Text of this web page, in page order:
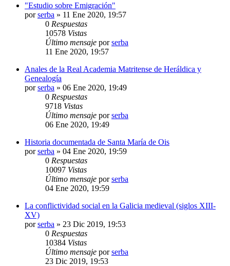
"Estudio sobre Emigración"
porserba » 11 Ene 2020, 19:57
0 Respuestas
10578 Vistas
Último mensaje porserba
11 Ene 2020, 19:57
Anales de la Real Academia Matritense de Heráldica y
Genealogía
porserba » 06 Ene 2020, 19:49
0 Respuestas
9718 Vistas
Último mensaje porserba
06 Ene 2020, 19:49
Historia documentada de Santa María de Ois
porserba » 04 Ene 2020, 19:59
0 Respuestas
10097 Vistas
Último mensaje porserba
04 Ene 2020, 19:59
La conflictividad social en la Galicia medieval (siglos XIII-
XV)
porserba » 23 Dic 2019, 19:53
0 Respuestas
10384 Vistas
Último mensaje porserba
23 Dic 2019, 19:53